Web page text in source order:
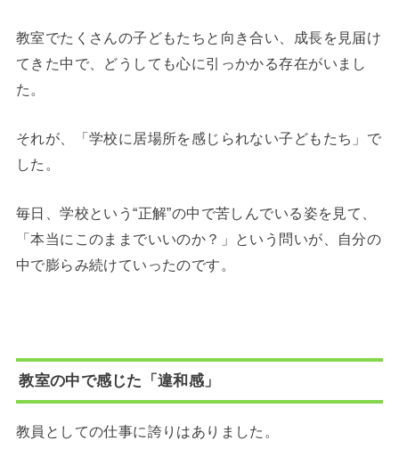
教室でたくさんの子どもたちと向き合い、成長を見届け
てきた中で、どうしても心に引っかかる存在がいまし
た。
それが、「学校に居場所を感じられない子どもたち」で
した。
毎日、学校という“正解”の中で苦しんでいる姿を見て、
「本当にこのままでいいのか？」という問いが、自分の
中で膨らみ続けていったのです。
教室の中で感じた「違和感」
教員としての仕事に誇りはありました。